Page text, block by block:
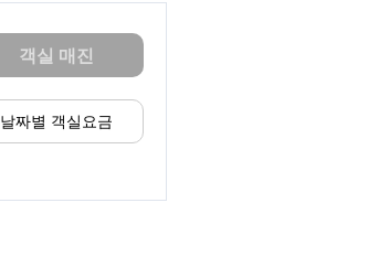
객실 매진
날짜별 객실요금